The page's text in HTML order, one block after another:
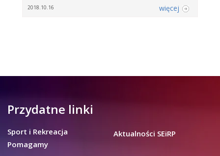
2018.10.16 więcej
Przydatne linki
Sport i Rekreacja
Pomagamy
Aktualności SEiRP